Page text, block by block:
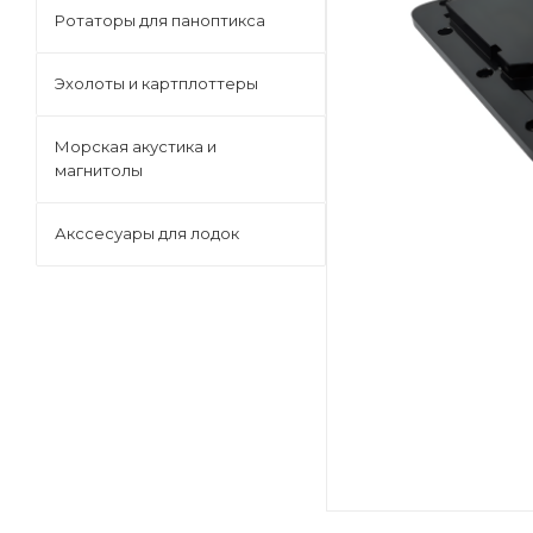
Ротаторы для паноптикса
Эхолоты и картплоттеры
Морская акустика и
магнитолы
Акссесуары для лодок